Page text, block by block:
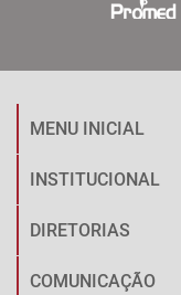
MENU INICIAL
INSTITUCIONAL
DIRETORIAS
COMUNICAÇÃO